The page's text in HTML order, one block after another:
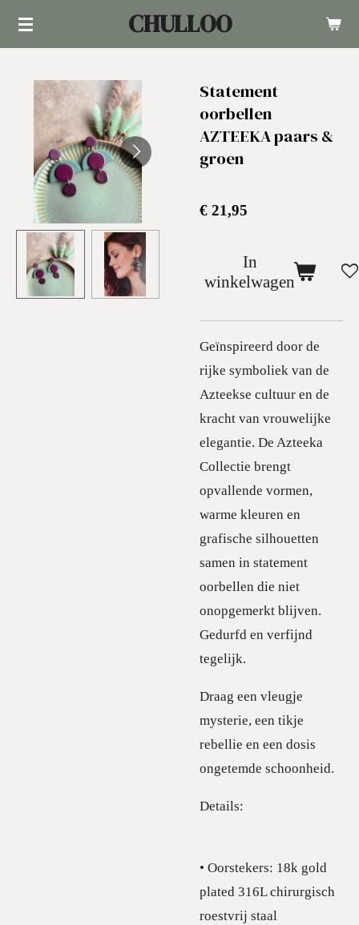
Ga
hoofdinhoud
CHULLOO
Statement
oorbellen
AZTEEKA paars &
groen
€ 21,95
In
winkelwagen
Geïnspireerd door de
rijke symboliek van de
Azteekse cultuur en de
kracht van vrouwelijke
elegantie. De Azteeka
Collectie brengt
opvallende vormen,
warme kleuren en
grafische silhouetten
samen in statement
oorbellen die niet
onopgemerkt blijven.
Gedurfd en verfijnd
tegelijk.
Draag een vleugje
mysterie, een tikje
rebellie en een dosis
ongetemde schoonheid.
Details:
• Oorstekers: 18k gold
plated 316L chirurgisch
roestvrij staal